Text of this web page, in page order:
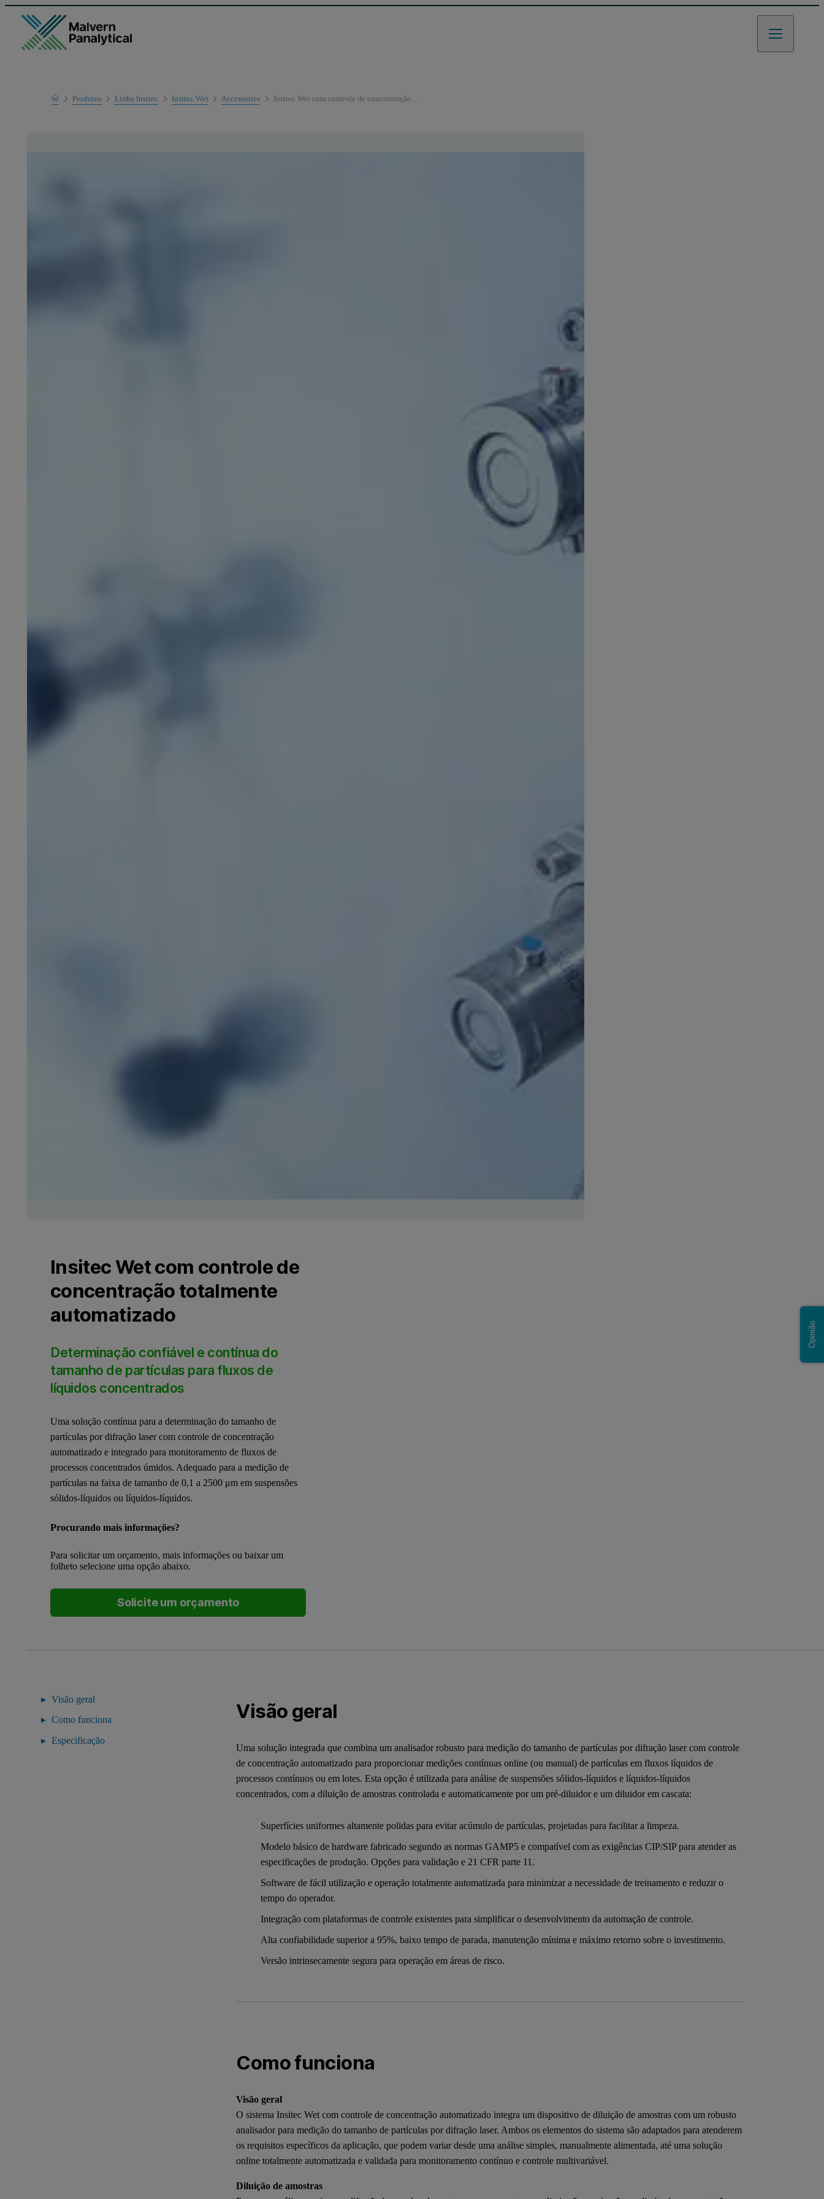
HomeProdutos
Linha de produtos
Linha Insitec Insitec Wet Accessories Insitec Wet com controle de concentração ...
Insitec Wet com controle de
concentração totalmente
automatizado
Determinação confiável e contínua do
tamanho de partículas para fluxos de
líquidos concentrados
Uma solução contínua para a determinação do tamanho de
partículas por difração laser com controle de concentração
automatizado e integrado para monitoramento de fluxos de
processos concentrados úmidos. Adequado para a medição de
partículas na faixa de tamanho de 0,1 a 2500 μm em suspensões
sólidos-líquidos ou líquidos-líquidos.
Procurando mais informações?
Para solicitar um orçamento, mais informações ou baixar um
folheto selecione uma opção abaixo.
Solicite um orçamento
Visão geral
Como funciona
Especificação
Visão geral
Uma solução integrada que combina um analisador robusto para medição do tamanho de partículas por difração laser com controle
de concentração automatizado para proporcionar medições contínuas online (ou manual) de partículas em fluxos líquidos de
processos contínuos ou em lotes. Esta opção é utilizada para análise de suspensões sólidos-líquidos e líquidos-líquidos
concentrados, com a diluição de amostras controlada e automaticamente por um pré-diluidor e um diluidor em cascata:
Superfícies uniformes altamente polidas para evitar acúmulo de partículas, projetadas para facilitar a limpeza.
Modelo básico de hardware fabricado segundo as normas GAMP5 e compatível com as exigências CIP/SIP para atender as
especificações de produção. Opções para validação e 21 CFR parte 11.
Software de fácil utilização e operação totalmente automatizada para minimizar a necessidade de treinamento e reduzir o
tempo do operador.
Integração com plataformas de controle existentes para simplificar o desenvolvimento da automação de controle.
Alta confiabilidade superior a 95%, baixo tempo de parada, manutenção mínima e máximo retorno sobre o investimento.
Versão intrinsecamente segura para operação em áreas de risco.
Como funciona
Visão geral
O sistema Insitec Wet com controle de concentração automatizado integra um dispositivo de diluição de amostras com um robusto
analisador para medição do tamanho de partículas por difração laser. Ambos os elementos do sistema são adaptados para atenderem
os requisitos específicos da aplicação, que podem variar desde uma análise simples, manualmente alimentada, até uma solução
online totalmente automatizada e validada para monitoramento contínuo e controle multivariável.
Diluição de amostras
Opinião